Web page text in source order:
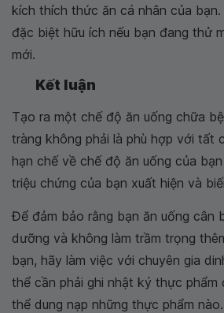
kích thích thức ăn cá nhân của
đặc biệt hữu ích nếu bạn đang thử
mới.
Kết luận
Tạo ra một chế độ ăn uống chữa
tràng không phải là phù hợp với tất
hạn chế về chế độ ăn uống của
triệu chứng của bạn xuất hiện và
Để đảm bảo rằng bạn ăn uống cân
dưỡng và không làm trầm trọng
bạn, hãy làm việc với chuyên gia
thể cần phải ghi nhật ký thực phẩm
thể dung nạp những thực phẩm nào.